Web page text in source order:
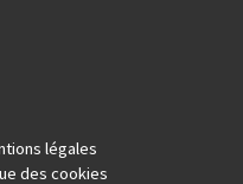
légales
des cookies